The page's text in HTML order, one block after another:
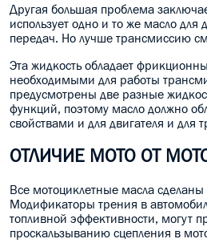
Другая большая проблема
использует одно и то же масло для
передач. Но лучше трансмиссию
Эта жидкость обладает
необходимыми для работы
предусмотрены две разные
функций, поэтому масло должно
свойствами и для двигателя и для
ОТЛИЧИЕ МОТО ОТ
Все мотоциклетные масла сделаны
Модификаторы трения в
топливной эффективности, могут
проскальзыванию сцепления в